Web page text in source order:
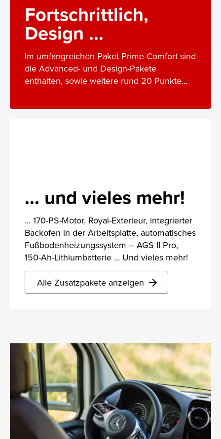
Fortschrittlich,
Design ...
Im umfangreichen Paket Prime-Comfort sind
die Advanced- und Design-Pakete
enthalten, sowie weitere rund 20 Punkte...
... und vieles mehr!
... 170-PS-Motor, Royal-Exterieur, integrierter
Backofen in der Arbeitsplatte, automatisches
Fußbodenheizungssystem – AGS II Pro,
150-Ah-Lithiumbatterie ... Und vieles mehr!
Alle Zusatzpakete anzeigen arrow_forward